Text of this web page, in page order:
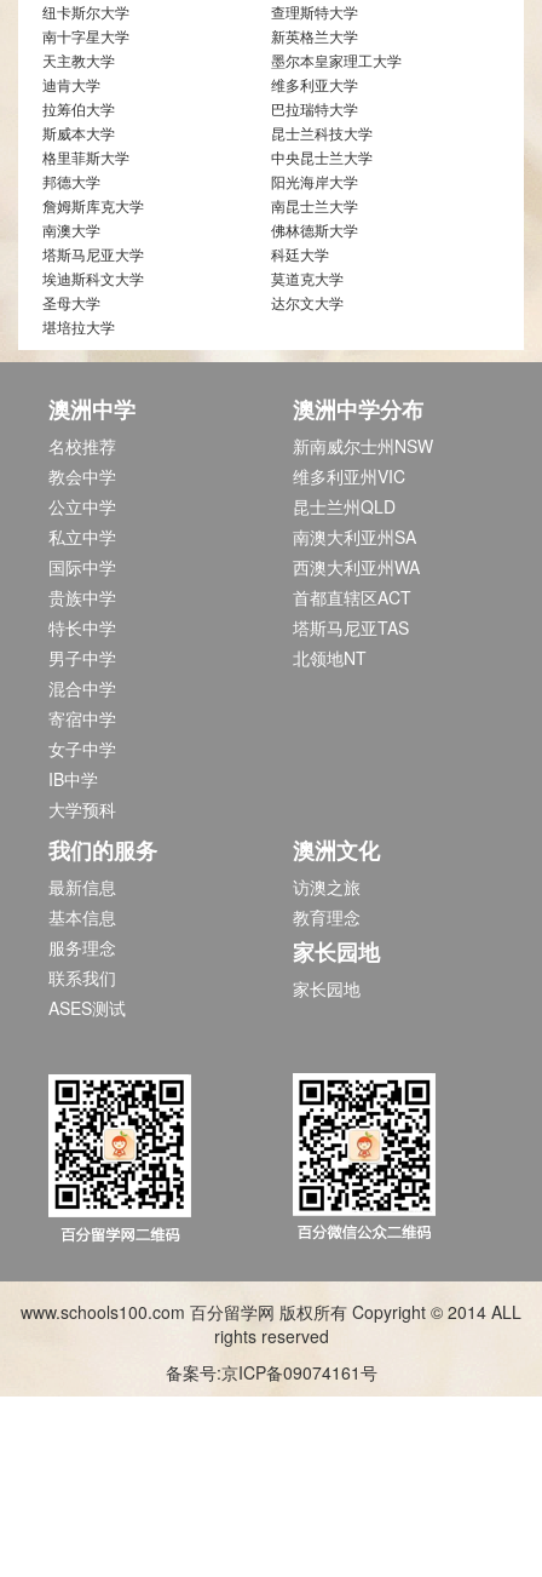
纽卡斯尔大学
查理斯特大学
南十字星大学
新英格兰大学
天主教大学
墨尔本皇家理工大学
迪肯大学
维多利亚大学
拉筹伯大学
巴拉瑞特大学
斯威本大学
昆士兰科技大学
格里菲斯大学
中央昆士兰大学
邦德大学
阳光海岸大学
詹姆斯库克大学
南昆士兰大学
南澳大学
佛林德斯大学
塔斯马尼亚大学
科廷大学
埃迪斯科文大学
莫道克大学
圣母大学
达尔文大学
堪培拉大学
澳洲中学
名校推荐
教会中学
公立中学
私立中学
国际中学
贵族中学
特长中学
男子中学
混合中学
寄宿中学
女子中学
IB中学
大学预科
澳洲中学分布
新南威尔士州NSW
维多利亚州VIC
昆士兰州QLD
南澳大利亚州SA
西澳大利亚州WA
首都直辖区ACT
塔斯马尼亚TAS
北领地NT
我们的服务
最新信息
基本信息
服务理念
联系我们
ASES测试
澳洲文化
访澳之旅
教育理念
家长园地
家长园地
www.schools100.com 百分留学网 版权所有 Copyright © 2014 ALL
rights reserved
备案号:京ICP备09074161号